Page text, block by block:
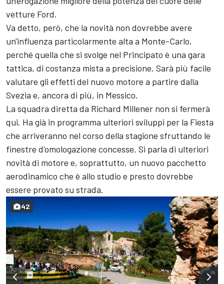
vetture Ford.
Va detto, però, che la novità non dovrebbe avere
un'influenza particolarmente alta a Monte-Carlo,
perché quella che si svolge nel Principato è una gara
tattica, di costanza mista a precisione. Sarà più facile
valutare gli effetti del nuovo motore a partire dalla
Svezia e, ancora di più, in Messico.
La squadra diretta da Richard Millener non si fermerà
qui. Ha già in programma ulteriori sviluppi per la Fiesta
che arriveranno nel corso della stagione sfruttando le
finestre d'omologazione concesse. Si parla di ulteriori
novità di motore e, soprattutto, un nuovo pacchetto
aerodinamico che è allo studio e presto dovrebbe
essere provato su strada.
42